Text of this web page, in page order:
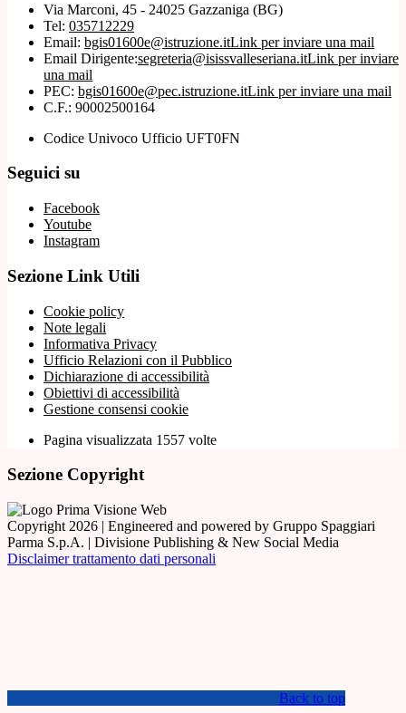
Via Marconi, 45 - 24025 Gazzaniga (BG)
Tel: 035712229
Email: bgis01600e@istruzione.itLink per inviare una mail
Email Dirigente:segreteria@isissvalleseriana.itLink per inviare
una mail
PEC: bgis01600e@pec.istruzione.itLink per inviare una mail
C.F.: 90002500164
Codice Univoco Ufficio UFT0FN
Seguici su
Facebook
Youtube
Instagram
Sezione Link Utili
Cookie policy
Note legali
Informativa Privacy
Ufficio Relazioni con il Pubblico
Dichiarazione di accessibilità
Obiettivi di accessibilità
Gestione consensi cookie
Pagina visualizzata 1557 volte
Sezione Copyright
Copyright 2026 | Engineered and powered by Gruppo Spaggiari
Parma S.p.A. | Divisione Publishing & New Social Media
Disclaimer trattamento dati personali
Back to top